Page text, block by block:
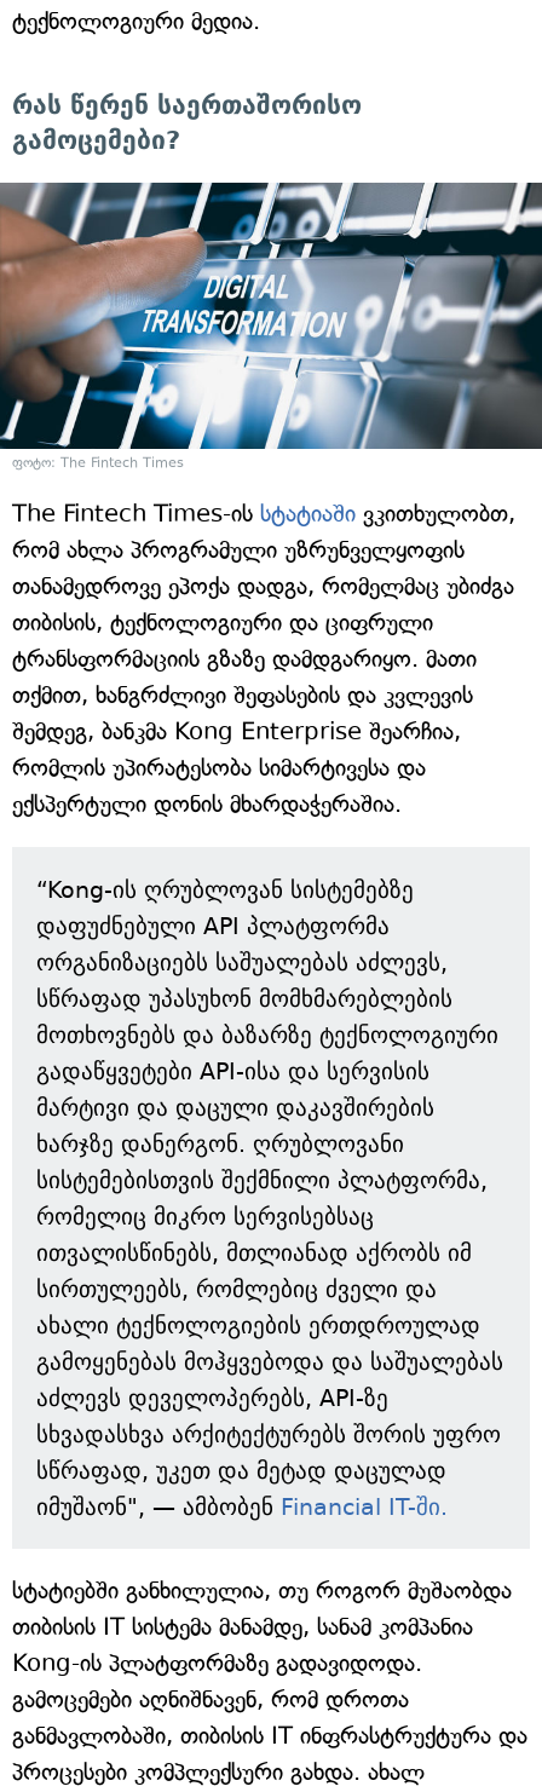
ტექნოლოგიური მედია.
რას წერენ საერთაშორისო
გამოცემები?
ფოტო: The Fintech Times
The Fintech Times-ის სტატიაში ვკითხულობთ,
რომ ახლა პროგრამული უზრუნველყოფის
თანამედროვე ეპოქა დადგა, რომელმაც უბიძგა
თიბისის, ტექნოლოგიური და ციფრული
ტრანსფორმაციის გზაზე დამდგარიყო. მათი
თქმით, ხანგრძლივი შეფასების და კვლევის
შემდეგ, ბანკმა Kong Enterprise შეარჩია,
რომლის უპირატესობა სიმარტივესა და
ექსპერტული დონის მხარდაჭერაშია.
“Kong-ის ღრუბლოვან სისტემებზე
დაფუძნებული API პლატფორმა
ორგანიზაციებს საშუალებას აძლევს,
სწრაფად უპასუხონ მომხმარებლების
მოთხოვნებს და ბაზარზე ტექნოლოგიური
გადაწყვეტები API-ისა და სერვისის
მარტივი და დაცული დაკავშირების
ხარჯზე დანერგონ. ღრუბლოვანი
სისტემებისთვის შექმნილი პლატფორმა,
რომელიც მიკრო სერვისებსაც
ითვალისწინებს, მთლიანად აქრობს იმ
სირთულეებს, რომლებიც ძველი და
ახალი ტექნოლოგიების ერთდროულად
გამოყენებას მოჰყვებოდა და საშუალებას
აძლევს დეველოპერებს, API-ზე
სხვადასხვა არქიტექტურებს შორის უფრო
სწრაფად, უკეთ და მეტად დაცულად
იმუშაონ", — ამბობენ Financial IT-ში.
სტატიებში განხილულია, თუ როგორ მუშაობდა
თიბისის IT სისტემა მანამდე, სანამ კომპანია
Kong-ის პლატფორმაზე გადავიდოდა.
გამოცემები აღნიშნავენ, რომ დროთა
განმავლობაში, თიბისის IT ინფრასტრუქტურა და
პროცესები კომპლექსური გახდა. ახალ